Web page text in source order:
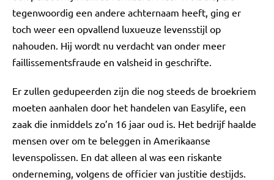
tegenwoordig een andere achternaam heeft, ging er
toch weer een opvallend luxueuze levensstijl op
nahouden. Hij wordt nu verdacht van onder meer
faillissementsfraude en valsheid in geschrifte.
Er zullen gedupeerden zijn die nog steeds de broekriem
moeten aanhalen door het handelen van Easylife, een
zaak die inmiddels zo’n 16 jaar oud is. Het bedrijf haalde
mensen over om te beleggen in Amerikaanse
levenspolissen. En dat alleen al was een riskante
onderneming, volgens de officier van justitie destijds.